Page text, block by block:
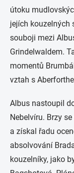
útoku
jejích kouzelných
souboji mezi
Grindelwaldem.
momentů
vztah s
Albus nastoupil
Nebelvíru. Brzy
a získal řadu
absolvování
kouzelníky, jako